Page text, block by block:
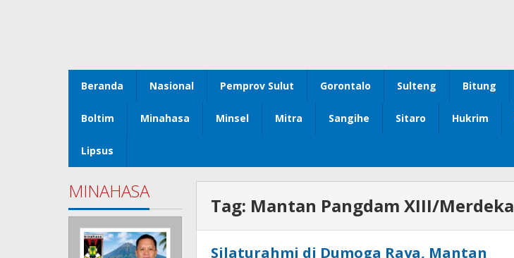
Beranda Nasional Pemprov Sulut Gorontalo Sulteng Bitung
Boltim Minahasa Minsel Mitra Sangihe Sitaro Hukrim
Lipsus
MINAHASA
Tag: Mantan Pangdam XIII/Merdeka
Silaturahmi di Dumoga Raya, Mantan